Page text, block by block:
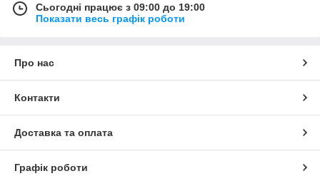
Сьогодні працює з 09:00 до 19:00
Показати весь графік роботи
Про нас
Контакти
Доставка та оплата
Графік роботи